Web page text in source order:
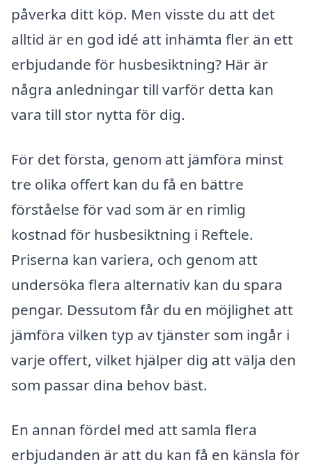
påverka ditt köp. Men visste du att det
alltid är en god idé att inhämta fler än ett
erbjudande för husbesiktning? Här är
några anledningar till varför detta kan
vara till stor nytta för dig.
För det första, genom att jämföra minst
tre olika offert kan du få en bättre
förståelse för vad som är en rimlig
kostnad för husbesiktning i Reftele.
Priserna kan variera, och genom att
undersöka flera alternativ kan du spara
pengar. Dessutom får du en möjlighet att
jämföra vilken typ av tjänster som ingår i
varje offert, vilket hjälper dig att välja den
som passar dina behov bäst.
En annan fördel med att samla flera
erbjudanden är att du kan få en känsla för